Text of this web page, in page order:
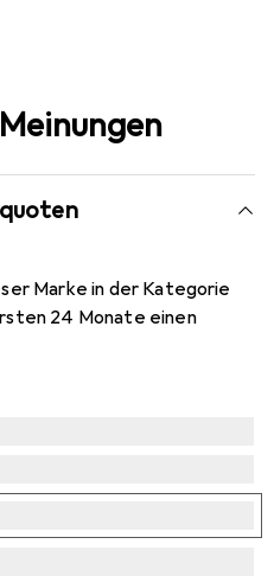
Marke in der Kategorie
24 Monate einen